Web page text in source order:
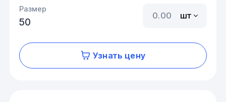
Размер
50
шт
Узнать цену